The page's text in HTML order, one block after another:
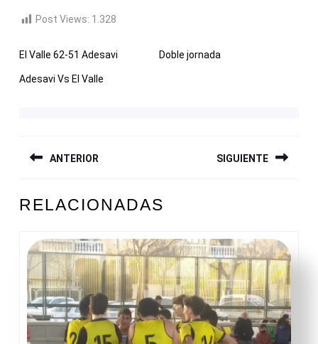
Post Views: 1.328
El Valle 62-51 Adesavi Doble jornada
Adesavi Vs El Valle
DE
ANTERIOR
anterior:
SIGUIENTE
entrada:
RELACIONADAS